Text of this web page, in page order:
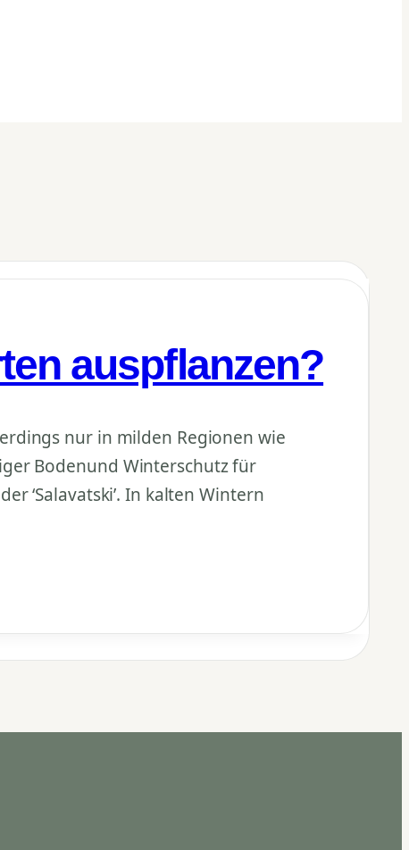
auspflanzen?
nur in milden Regionen wie
Bodenund Winterschutz für
‘Salavatski’. In kalten Wintern